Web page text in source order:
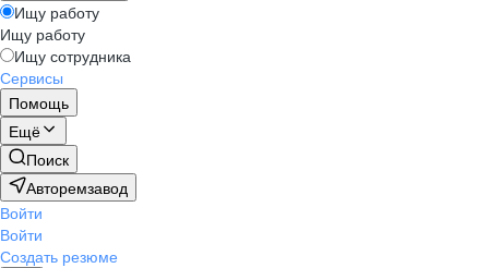
Ищу работу
Ищу работу
Ищу сотрудника
Сервисы
Помощь
Ещё
Поиск
Авторемзавод
Войти
Войти
Создать резюме